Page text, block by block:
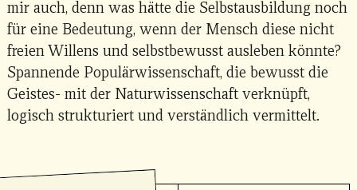
mir auch, denn was hätte die Selbstausbildung noch
für eine Bedeutung, wenn der Mensch diese nicht
freien Willens und selbstbewusst ausleben könnte?
Spannende Populärwissenschaft, die bewusst die
Geistes- mit der Naturwissenschaft verknüpft,
logisch strukturiert und verständlich vermittelt.